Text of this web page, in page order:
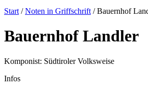
Start /Noten in Griffschrift / Bauernhof
Bauernhof Landler
Komponist: Südtiroler Volksweise
Infos